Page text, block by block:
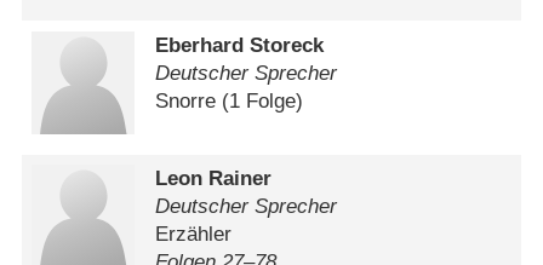
Eberhard Storeck
Deutscher Sprecher
Snorre (1 Folge)
Leon Rainer
Deutscher Sprecher
Erzähler